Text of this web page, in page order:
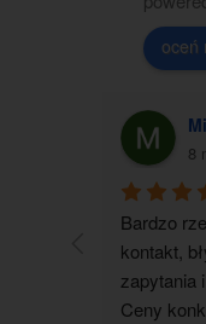
oceń
8
Bardzo
kontakt,
zapytania
Ceny